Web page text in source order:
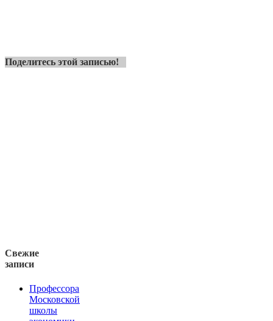
Поделитесь этой записью!
Свежие
записи
Профессора
Московской
школы